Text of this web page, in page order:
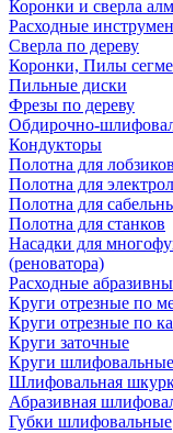
Коронки и сверла
Расходные
Сверла по дереву
Коронки, Пилы
Пильные диски
Фрезы по дереву
Обдирочно-
Кондукторы
Полотна для
Полотна для
Полотна для
Полотна для станков
Насадки для
(реноватора)
Расходные
Круги отрезные по
Круги отрезные по
Круги заточные
Круги
Шлифовальная
Абразивная
Губки шлифовальные